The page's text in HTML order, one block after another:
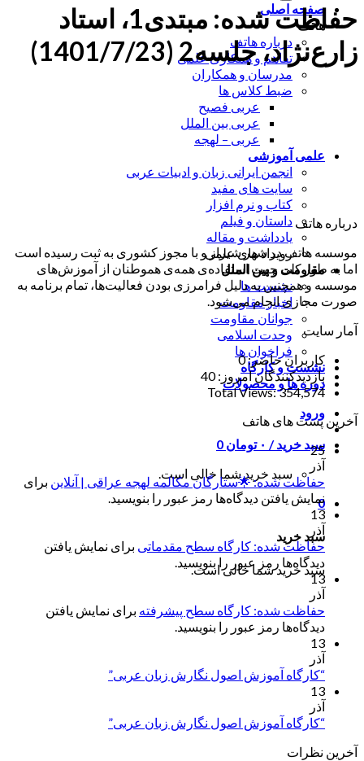
صفحه اصلی
هاتف
درباره هاتف
تفاهم و همکاری علمی
مدرسان و همکاران
ضبط کلاس ها
عربی فصیح
عربی بین الملل
عربی – لهجه
علمی آموزشی
انجمن ایرانی زبان و ادبیات عربی
سایت های مفید
کتاب و نرم افزار
داستان و فیلم
یادداشت و مقاله
رویداد های علمی
مقاومت و بین الملل
نشست ها
اخبار مقاومت
جوانان مقاومت
وحدت اسلامی
فراخوان ها
نشست و کارگاه
دوره ها و محصولات
ورود
سبد خرید / ۰ تومان 0
سبد خرید شما خالی است.
0
سبد خرید
سبد خرید شما خالی است.
حفاظت شده: مبتدی1، استاد
زارع‌نژاد، جلسه2 (1401/7/23)
درباره هاتف
موسسه هاتف در شهر شیراز و با مجوز کشوری به ثبت رسیده است
اما به طور کلی جهت استفاده‌ی همه‌ی هموطنان از آموزش‌های
موسسه و همچنین به دلیل فرامرزی بودن فعالیت‌ها، تمام برنامه به
صورت مجازی انجام می‌شود.
آمار سایت
کاربران حاضر:0
بازدیدکنندگان امروز:40
Total Views:354,574
آخرین پست های هاتف
25
آذر
حفاظت شده: 🌟ستارگان مکالمه لهجه عراقی | آنلاین برای
نمایش یافتن دیدگاه‌ها رمز عبور را بنویسید.
13
آذر
حفاظت شده: کارگاه سطح مقدماتی برای نمایش یافتن
دیدگاه‌ها رمز عبور را بنویسید.
13
آذر
حفاظت شده: کارگاه سطح پیشرفته برای نمایش یافتن
دیدگاه‌ها رمز عبور را بنویسید.
13
آذر
“کارگاه آموزش اصول نگارش زبان عربی”
13
آذر
“کارگاه آموزش اصول نگارش زبان عربی”
آخرین نظرات